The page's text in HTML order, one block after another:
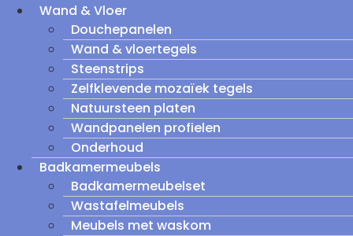
Wand & Vloer
Douchepanelen
Wand & vloertegels
Steenstrips
Zelfklevende mozaïek tegels
Natuursteen platen
Wandpanelen profielen
Onderhoud
Badkamermeubels
Badkamermeubelset
Wastafelmeubels
Meubels met waskom